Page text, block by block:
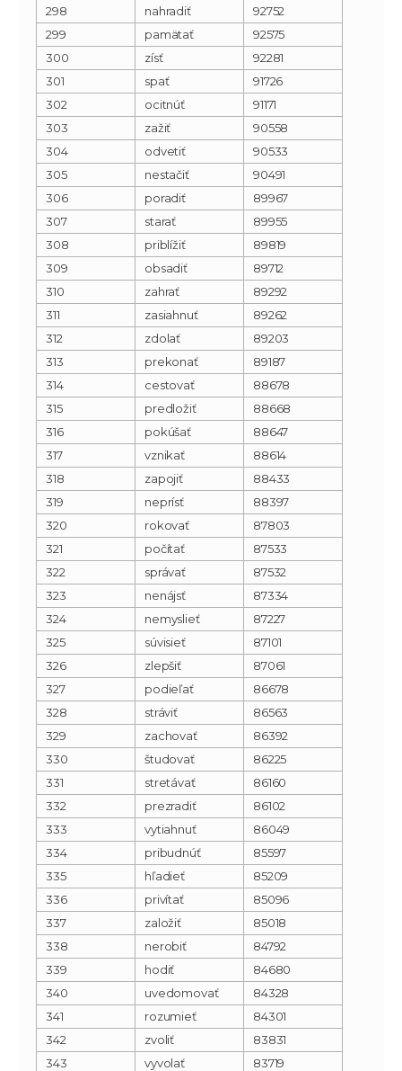
298 nahradiť
92752
299
pamätať
92575
300
zísť
92281
301
spať
91726
302
ocitnúť
91171
303
zažiť
90558
304
odvetiť
90533
305
nestačiť
90491
306
poradiť
89967
307
starať
89955
308
priblížiť
89819
309
obsadiť
89712
310
zahrať
89292
311
zasiahnuť
89262
312
zdolať
89203
313
prekonať
89187
314
cestovať
88678
315
predložiť
88668
316
pokúšať
88647
317
vznikať
88614
318
zapojiť
88433
319
neprísť
88397
320
rokovať
87803
321
počítať
87533
322
správať
87532
323
nenájsť
87334
324
nemyslieť
87227
325
súvisieť
87101
326
zlepšiť
87061
327
podieľať
86678
328
stráviť
86563
329
zachovať
86392
330
študovať
86225
331
stretávať
86160
332
prezradiť
86102
333
vytiahnuť
86049
334
pribudnúť
85597
335
hľadieť
85209
336
privítať
85096
337
založiť
85018
338
nerobiť
84792
339
hodiť
84680
340
uvedomovať
84328
341
rozumieť
84301
342
zvoliť
83831
343
vyvolať
83719